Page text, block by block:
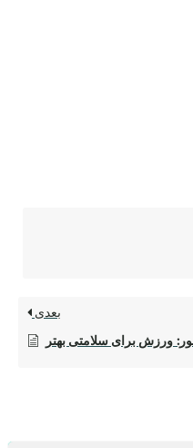
بعدی
ورزش برای سلامتی بهتر